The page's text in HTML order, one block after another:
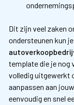
Dit zijn veel zaken
ondersteunen kun
template die je nog
volledig uitgewerkt
aanpassen aan
eenvoudig en snel